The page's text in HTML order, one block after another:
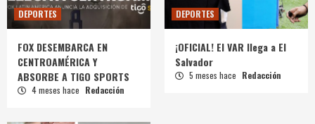
DEPORTES
FOX DESEMBARCA EN
CENTROAMÉRICA Y
ABSORBE A TIGO SPORTS
4 meses hace Redacción
DEPORTES
¡OFICIAL! El VAR llega a El
Salvador
5 meses hace Redacción